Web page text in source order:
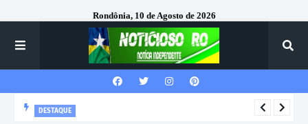
Rondônia, 10 de Agosto de 2026
DESTAQUE